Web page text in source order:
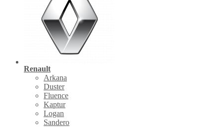
Renault
Arkana
Duster
Fluence
Kaptur
Logan
Sandero